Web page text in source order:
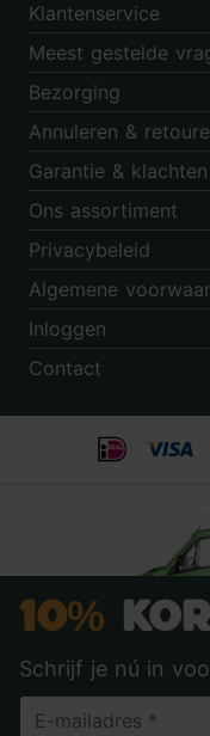
Klantenservice
Meest gestelde
Bezorging
Annuleren &
Garantie & klachten
Ons assortiment
Privacybeleid
Algemene
Inloggen
Contact
© 2014 -
10%
Schrijf je nú in